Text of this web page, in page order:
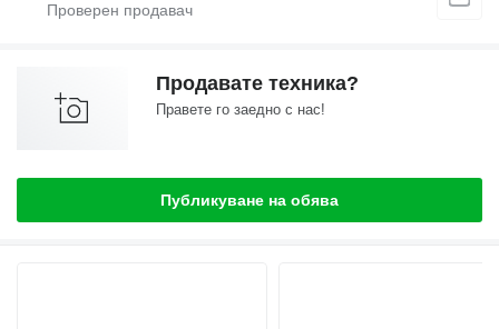
Продавате техника?
Правете го заедно с нас!
Публикуване на обява